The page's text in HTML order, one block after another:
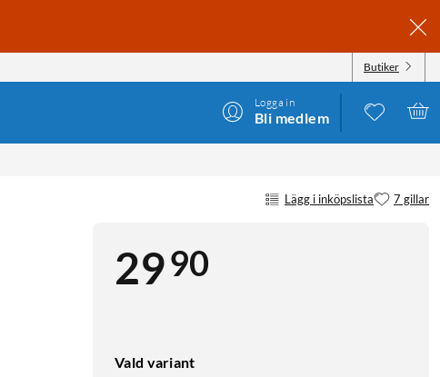
Butiker
Logga in
Bli medlem
Lägg i inköpslista 7 gillar
2990
Vald variant